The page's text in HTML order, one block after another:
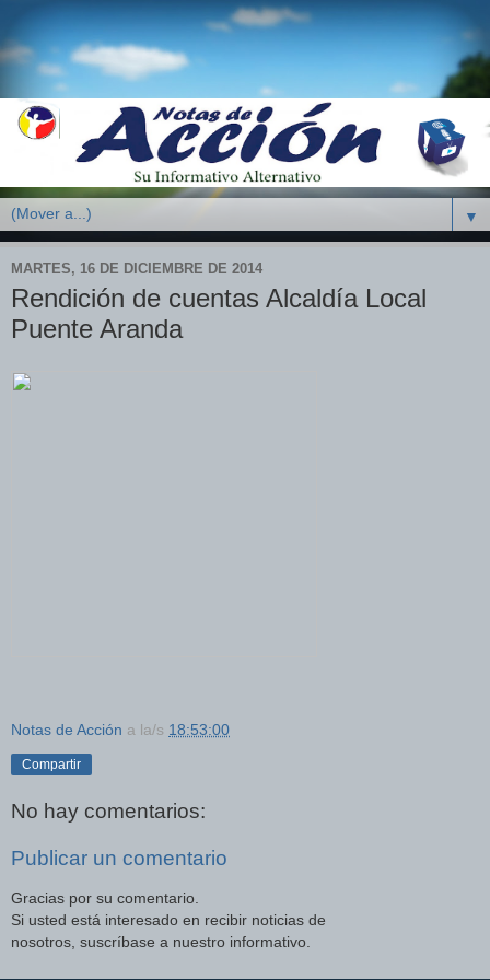
▼
MARTES, 16 DE DICIEMBRE DE 2014
Rendición de cuentas Alcaldía Local
Puente Aranda
Notas de Acción a la/s 18:53:00
Compartir
No hay comentarios:
Publicar un comentario
Gracias por su comentario.
Si usted está interesado en recibir noticias de
nosotros, suscríbase a nuestro informativo.